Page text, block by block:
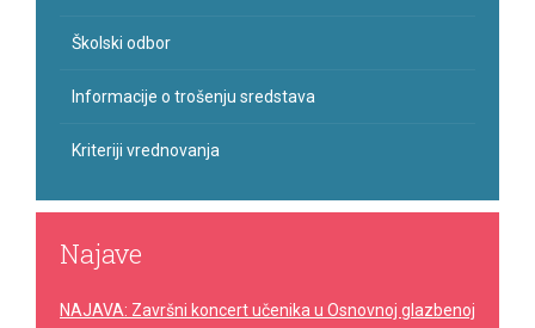
Školski odbor
Informacije o trošenju sredstava
Kriteriji vrednovanja
Najave
NAJAVA: Završni koncert učenika u Osnovnoj glazbenoj